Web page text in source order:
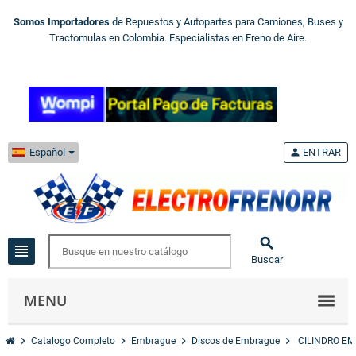
Somos Importadores de Repuestos y Autopartes para Camiones, Buses y
Tractomulas en Colombia. Especialistas en Freno de Aire.
Español
view_headline 
Buscar
person ENTRAR
MENU
chevron_right Catalogo Completo chevron_right Embrague chevron_right Discos de Embrague chevron_right CILINDRO